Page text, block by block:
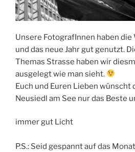
Unsere FotografInnen haben
und das neue Jahr gut genutzt.
Themas Strasse haben wir
ausgelegt wie man sieht.
Euch und Euren Lieben wünscht
Neusiedl am See nur das Beste
immer gut Licht
P.S.: Seid gespannt auf das